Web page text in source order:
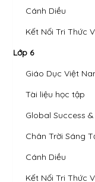
Cánh Diều
Kết Nối Tri Thức
Lớp 6
Giáo Dục Việt
Tài liệu học tập
Global Success
Chân Trời Sáng
Cánh Diều
Kết Nối Tri Thức